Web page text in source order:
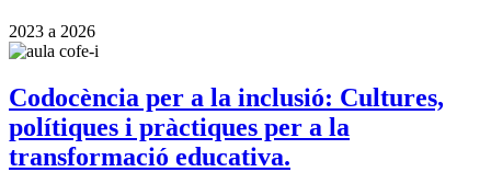
2023 a 2026
Codocència per a la inclusió: Cultures,
polítiques i pràctiques per a la
transformació educativa.